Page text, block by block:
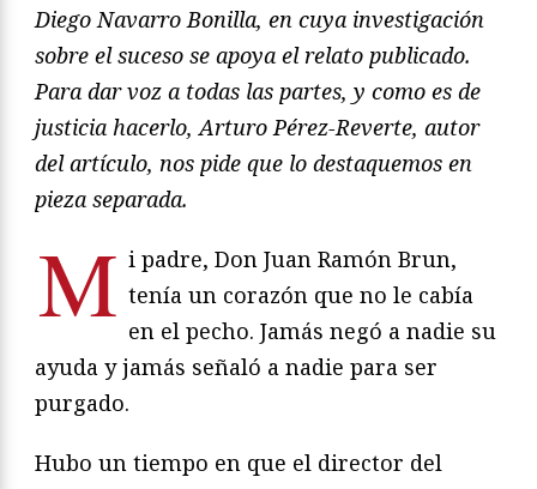
Diego Navarro Bonilla, en cuya investigación
sobre el suceso se apoya el relato publicado.
Para dar voz a todas las partes, y como es de
justicia hacerlo, Arturo Pérez-Reverte, autor
del artículo, nos pide que lo destaquemos en
pieza separada.
M i padre, Don Juan Ramón Brun,
tenía un corazón que no le cabía
en el pecho. Jamás negó a nadie su
ayuda y jamás señaló a nadie para ser
purgado.
Hubo un tiempo en que el director del